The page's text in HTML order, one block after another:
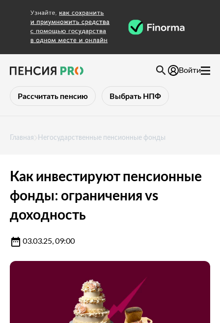
Рассчитать пенсию Выбрать НПФ
Войти
Главная Негосударственные пенсионные фонды
Как инвестируют пенсионные
фонды: ограничения vs
доходность
03.03.25, 09:00